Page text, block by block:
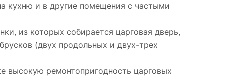
кухню и в другие помещения с частыми
из которых собирается царговая дверь,
(двух продольных и двух-трех
высокую ремонтопригодность царговых